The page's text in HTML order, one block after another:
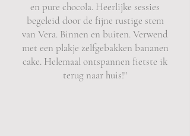
en pure chocola. Heerlijke sessies
begeleid door de fijne rustige stem
van Vera. Binnen en buiten. Verwend
met een plakje zelfgebakken bananen
cake. Helemaal ontspannen fietste ik
terug naar huis!"